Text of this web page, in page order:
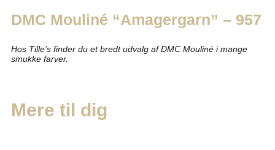
DMC Mouliné “Amagergarn” – 957
Hos Tille’s finder du et bredt udvalg af DMC Mouliné i mange
smukke farver.
Mere til dig